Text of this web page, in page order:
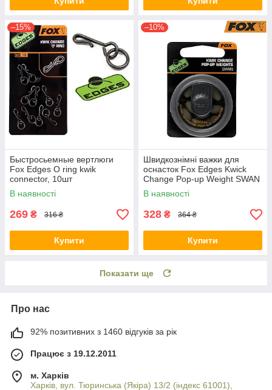
–15%
Быстросьемные вертлюги
Fox Edges O ring kwik
connector, 10шт
В наявності
269 ₴ 316 ₴
Купити
–10%
Швидкознімні важки для
оснасток Fox Edges Kwick
Change Pop-up Weight SWAN
В наявності
328 ₴ 364 ₴
Купити
Показати ще
Про нас
92% позитивних з 1460 відгуків за рік
Працює з 19.12.2011
м. Харків
Харків, вул. Тюринська (Якіра) 13/2 (індекс 61001),